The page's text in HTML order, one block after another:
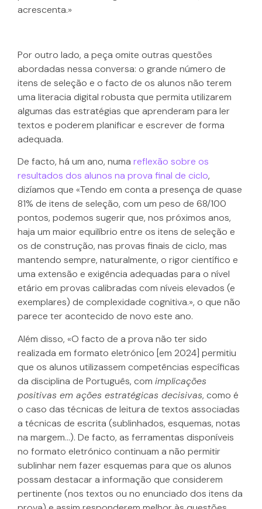
acrescenta.»
Por outro lado, a peça omite outras questões
abordadas nessa conversa: o grande número de
itens de seleção e o facto de os alunos não terem
uma literacia digital robusta que permita utilizarem
algumas das estratégias que aprenderam para ler
textos e poderem planificar e escrever de forma
adequada.
De facto, há um ano, numa reflexão sobre os
resultados dos alunos na prova final de ciclo,
dizíamos que «Tendo em conta a presença de quase
81% de itens de seleção, com um peso de 68/100
pontos, podemos sugerir que, nos próximos anos,
haja um maior equilíbrio entre os itens de seleção e
os de construção, nas provas finais de ciclo, mas
mantendo sempre, naturalmente, o rigor científico e
uma extensão e exigência adequadas para o nível
etário em provas calibradas com níveis elevados (e
exemplares) de complexidade cognitiva.», o que não
parece ter acontecido de novo este ano.
Além disso, «O facto de a prova não ter sido
realizada em formato eletrónico [em 2024] permitiu
que os alunos utilizassem competências específicas
da disciplina de Português, com implicações
positivas em ações estratégicas decisivas, como é
o caso das técnicas de leitura de textos associadas
a técnicas de escrita (sublinhados, esquemas, notas
na margem…). De facto, as ferramentas disponíveis
no formato eletrónico continuam a não permitir
sublinhar nem fazer esquemas para que os alunos
possam destacar a informação que considerem
pertinente (nos textos ou no enunciado dos itens da